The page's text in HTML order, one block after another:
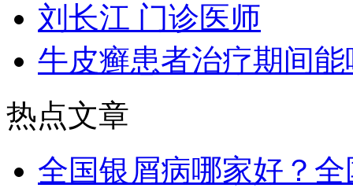
刘长江 门诊医师
牛皮癣患者治疗期间
热点文章
全国银屑病哪家好？